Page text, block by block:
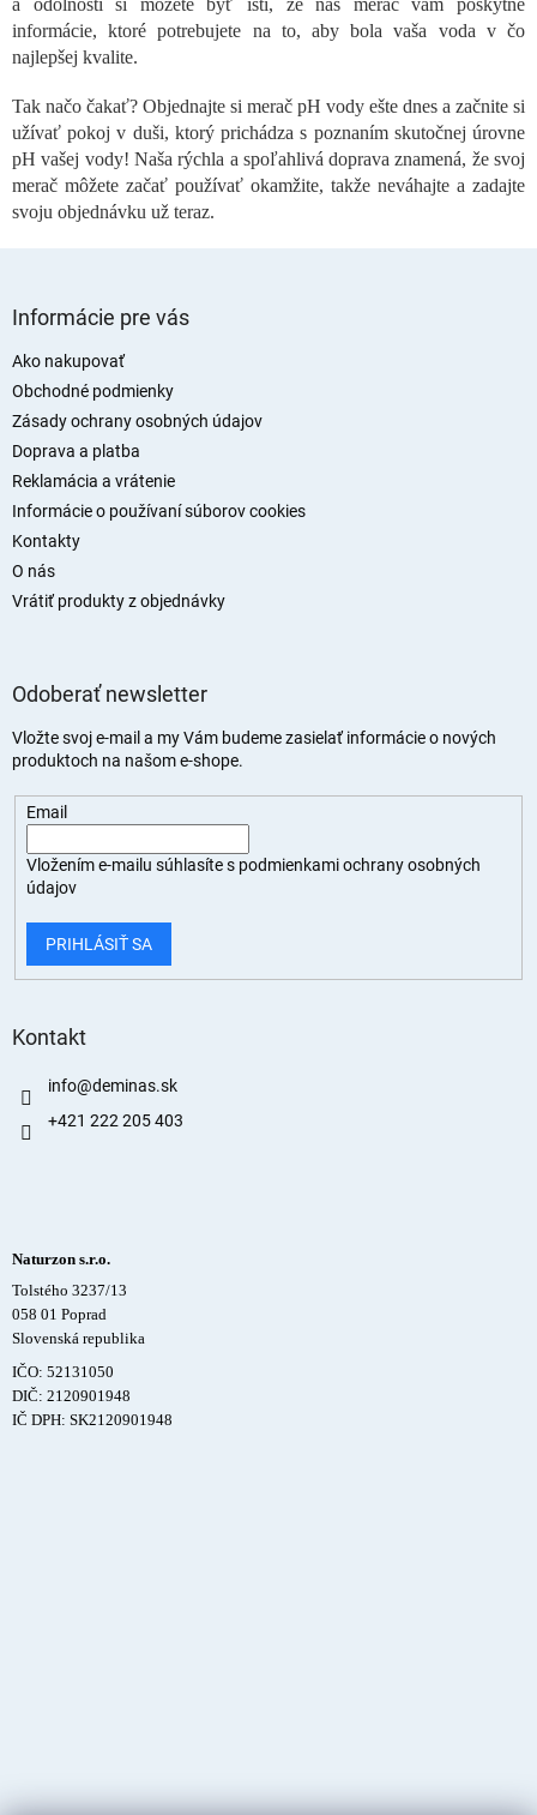
p
r
y
v
ý
p
i
informácie, ktoré potrebujete na to, aby bola vaša voda v čo
najlepšej kvalite.
Tak načo čakať? Objednajte si merač pH vody ešte dnes a začnite si
užívať pokoj v duši, ktorý prichádza s poznaním skutočnej úrovne
pH vašej vody! Naša rýchla a spoľahlivá doprava znamená, že svoj
merač môžete začať používať okamžite, takže neváhajte a zadajte
svoju objednávku už teraz.
Informácie pre vás
Ako nakupovať
Obchodné podmienky
Zásady ochrany osobných údajov
Doprava a platba
Reklamácia a vrátenie
Informácie o používaní súborov cookies
Kontakty
O nás
Vrátiť produkty z objednávky
Odoberať newsletter
Vložte svoj e-mail a my Vám budeme zasielať informácie o nových
produktoch na našom e-shope.
Email
Vložením e-mailu súhlasíte s podmienkami ochrany osobných
údajov
PRIHLÁSIŤ SA
Kontakt
info@deminas.sk
+421 222 205 403
Naturzon s.r.o.
Tolstého 3237/13
058 01 Poprad
Slovenská republika
IČO: 52131050
DIČ: 2120901948
IČ DPH: SK2120901948